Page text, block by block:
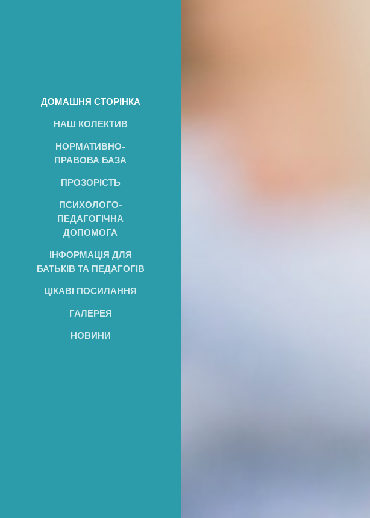
ДОМАШНЯ СТОРІНКА
НАШ КОЛЕКТИВ
НОРМАТИВНО-
ПРАВОВА БАЗА
ПРОЗОРІСТЬ
ПСИХОЛОГО-
ПЕДАГОГІЧНА
ДОПОМОГА
ІНФОРМАЦІЯ ДЛЯ
БАТЬКІВ ТА ПЕДАГОГІВ
ЦІКАВІ ПОСИЛАННЯ
ГАЛЕРЕЯ
НОВИНИ